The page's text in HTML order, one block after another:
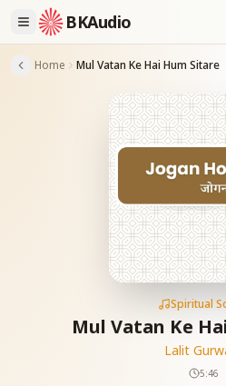
BKAudio
Home Mul Vatan Ke Hai Hum Sitare
Spiritual
Mul Vatan Ke
Lalit
5:46